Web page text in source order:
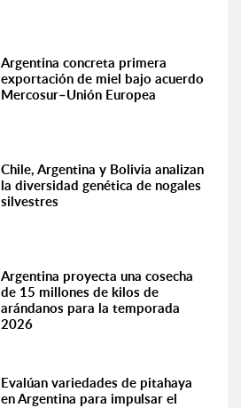
Argentina concreta primera
exportación de miel bajo acuerdo
Mercosur–Unión Europea
Chile, Argentina y Bolivia analizan
la diversidad genética de nogales
silvestres
Argentina proyecta una cosecha
de 15 millones de kilos de
arándanos para la temporada
2026
Evalúan variedades de pitahaya
en Argentina para impulsar el